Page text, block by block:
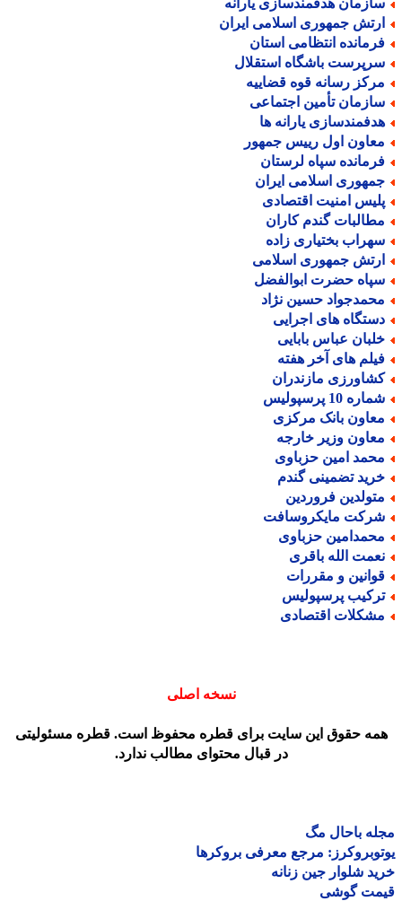
هدفمندسازی یارانه
جمهوری اسلامی ایران
انتظامی استان
باشگاه استقلال
رسانه قوه قضاییه
تأمین اجتماعی
یارانه ها
اول رییس جمهور
سپاه لرستان
اسلامی ایران
امنیت اقتصادی
گندم کاران
بختیاری زاده
جمهوری اسلامی
حضرت ابوالفضل
حسین نژاد
های اجرایی
عباس بابایی
های آخر هفته
مازندران
10 پرسپولیس
بانک مرکزی
وزیر خارجه
امین حزباوی
تضمینی گندم
فروردین
مایکروسافت
حزباوی
الله باقری
و مقررات
پرسپولیس
اقتصادی
نسخه اصلی
حقوق این سایت برای قطره محفوظ است. قطره مسئولیتی
در قبال محتوای مطالب ندارد.
باحال مگ
مرجع معرفی بروکرها
شلوار جین زنانه
گوشی